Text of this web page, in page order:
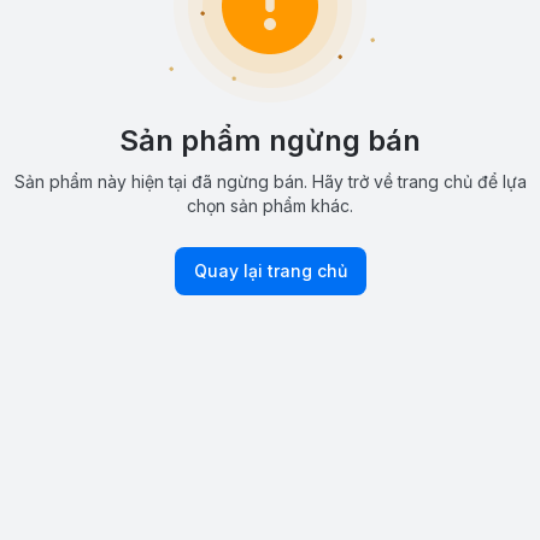
Sản phẩm ngừng bán
Sản phẩm này hiện tại đã ngừng bán. Hãy trở về trang chủ để lựa
chọn sản phẩm khác.
Quay lại trang chủ